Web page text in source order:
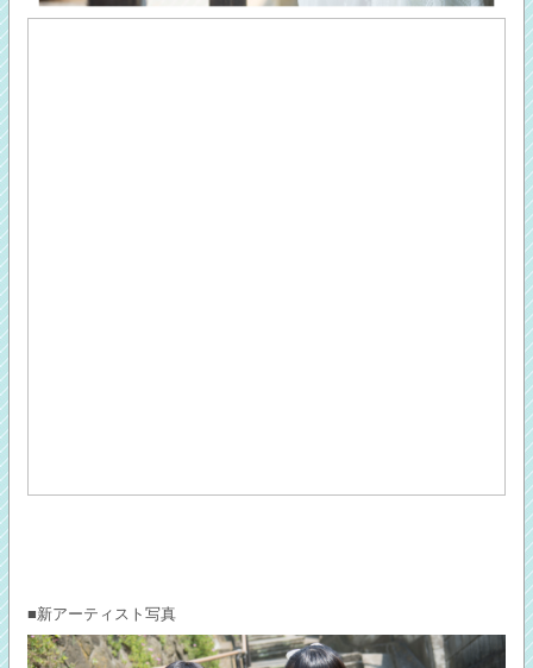
■新アーティスト写真